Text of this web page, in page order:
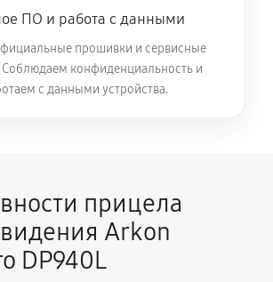
ПО и работа с данными
прошивки и сервисные
конфиденциальность и
с данными устройства.
прицела
Arkon
DP940L